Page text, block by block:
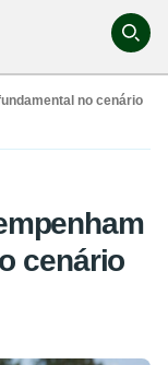
no cenário
cenário